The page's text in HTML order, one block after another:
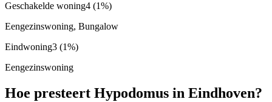
Geschakelde woning4 (1%)
Eengezinswoning, Bungalow
Eindwoning3 (1%)
Eengezinswoning
Hoe presteert Hypodomus in Eindhoven?